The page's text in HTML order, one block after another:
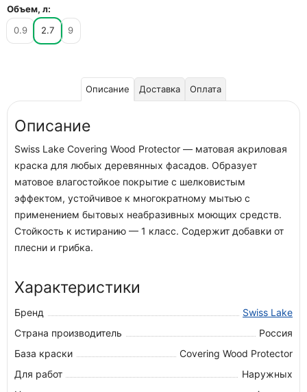
Объем, л:
0.9
2.7 9
Описание Доставка Оплата
Описание
Swiss Lake Covering Wood Protector — матовая акриловая
краска для любых деревянных фасадов. Образует
матовое влагостойкое покрытие с шелковистым
эффектом, устойчивое к многократному мытью с
применением бытовых неабразивных моющих средств.
Стойкость к истиранию — 1 класс. Содержит добавки от
плесни и грибка.
Характеристики
Бренд
Swiss Lake
Страна производитель
Россия
База краски
Covering Wood Protector
Для работ
Наружных